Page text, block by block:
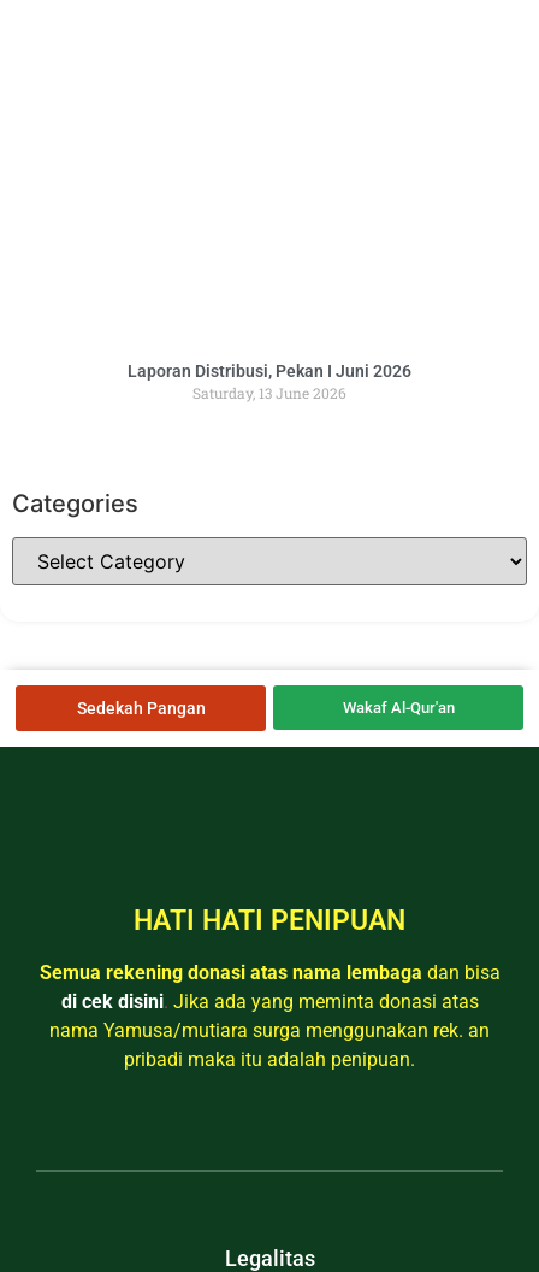
Laporan Distribusi, Pekan I Juni 2026
Saturday, 13 June 2026
Categories
Sedekah Pangan Wakaf Al-Qur'an
HATI HATI PENIPUAN
Semua rekening donasi atas nama lembaga dan bisa
di cek disini. Jika ada yang meminta donasi atas
nama Yamusa/mutiara surga menggunakan rek. an
pribadi maka itu adalah penipuan.
Legalitas